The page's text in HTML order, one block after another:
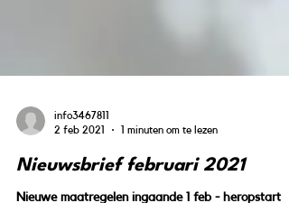
2 feb 2021
1 minuten om te lezen
Nieuwsbrief februari 2021